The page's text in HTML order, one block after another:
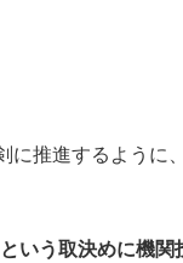
に推進するように
いう取決めに機